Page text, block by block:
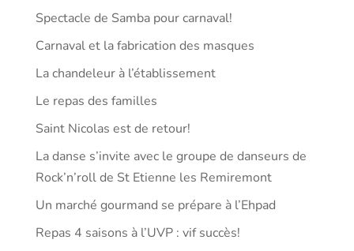
Spectacle de Samba pour carnaval!
Carnaval et la fabrication des masques
La chandeleur à l’établissement
Le repas des familles
Saint Nicolas est de retour!
La danse s’invite avec le groupe de danseurs de
Rock’n’roll de St Etienne les Remiremont
Un marché gourmand se prépare à l’Ehpad
Repas 4 saisons à l’UVP : vif succès!